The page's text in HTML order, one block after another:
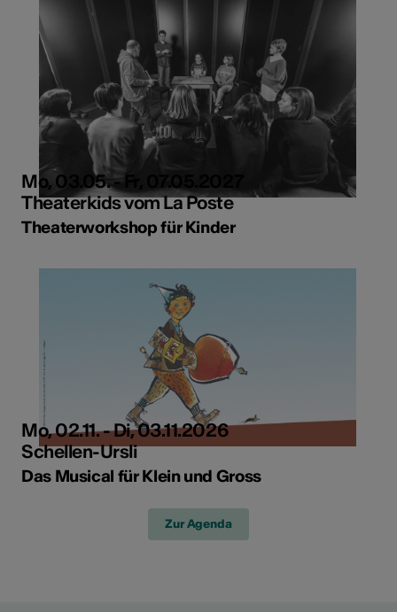
Mo, 03.05. - Fr, 07.05.2027
Theaterkids vom La Poste
Theaterworkshop für Kinder
Mo, 02.11. - Di, 03.11.2026
Schellen-Ursli
Das Musical für Klein und Gross
Zur Agenda